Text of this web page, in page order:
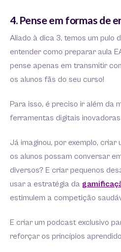
4. Pense em formas de
Aliado à dica 3, temos um pulo
entender como preparar aula
pense apenas em transmitir
os alunos fãs do seu curso!
Para isso, é preciso ir além da
ferramentas digitais
Já imaginou, por exemplo, criar
os alunos possam conversar
diversos? E criar pequenos
usar a estratégia da
estimulem a competição
E criar um podcast exclusivo
reforçar os princípios